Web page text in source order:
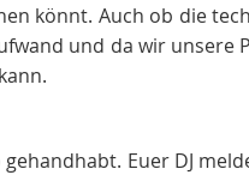
könnt. Auch ob die
und da wir unsere
Euer DJ